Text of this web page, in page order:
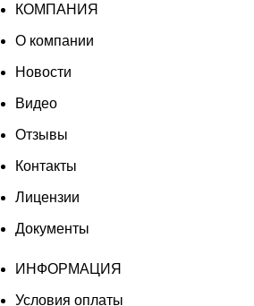
КОМПАНИЯ
О компании
Новости
Видео
Отзывы
Контакты
Лицензии
Документы
ИНФОРМАЦИЯ
Условия оплаты